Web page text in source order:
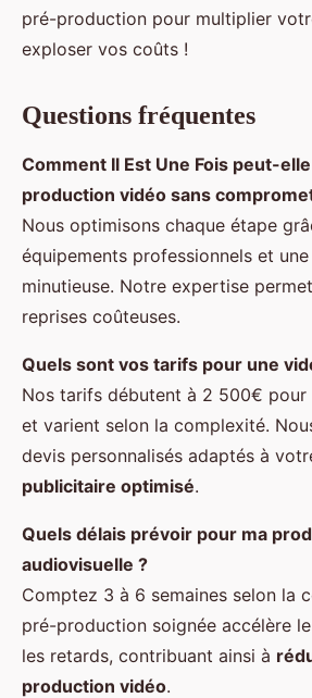
pré-production pour multiplier
exploser vos coûts !
Questions fréquentes
Comment Il Est Une Fois peut-elle
production vidéo sans
Nous optimisons chaque étape
équipements professionnels et
minutieuse. Notre expertise
reprises coûteuses.
Quels sont vos tarifs pour une
Nos tarifs débutent à 2 500€ pour
et varient selon la complexité.
devis personnalisés adaptés à
publicitaire optimisé.
Quels délais prévoir pour ma
audiovisuelle ?
Comptez 3 à 6 semaines selon la
pré-production soignée accélère
les retards, contribuant ainsi à
production vidéo.